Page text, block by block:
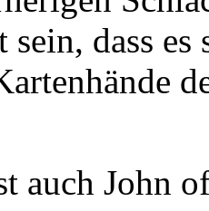
sein, dass
auch John